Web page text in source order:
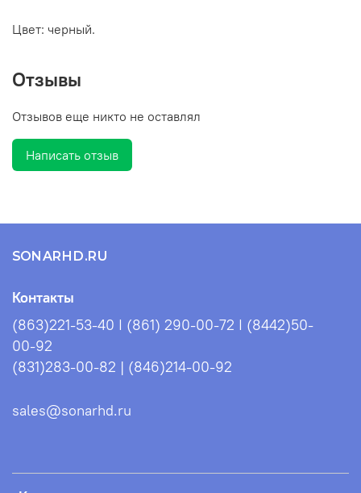
Цвет: черный.
Отзывы
Отзывов еще никто не оставлял
Написать отзыв
SONARHD.RU
Контакты
(863)221-53-40 I (861) 290-00-72 I (8442)50-
00-92
(831)283-00-82 | (846)214-00-92
sales@sonarhd.ru